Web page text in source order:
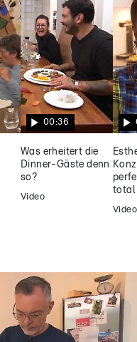
00:36
Was erheitert die
Dinner-Gäste denn
so?
Video
total
Video